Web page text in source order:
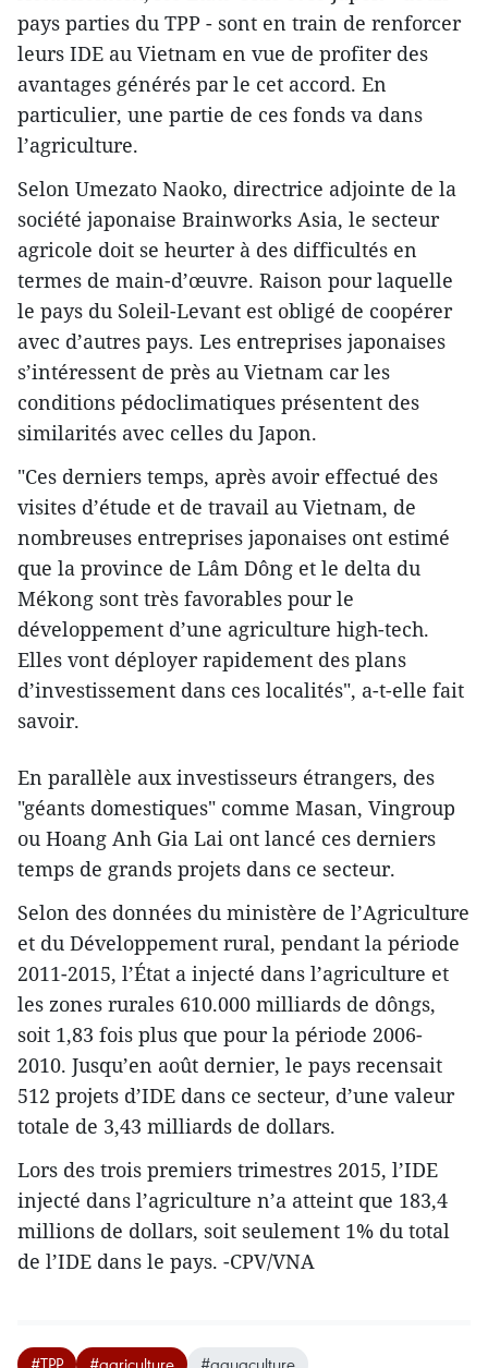
pays parties du TPP - sont en train de renforcer
leurs IDE au Vietnam en vue de profiter des
avantages générés par le cet accord. En
particulier, une partie de ces fonds va dans
l’agriculture.
Selon Umezato Naoko, directrice adjointe de la
société japonaise Brainworks Asia, le secteur
agricole doit se heurter à des difficultés en
termes de main-d’œuvre. Raison pour laquelle
le pays du Soleil-Levant est obligé de coopérer
avec d’autres pays. Les entreprises japonaises
s’intéressent de près au Vietnam car les
conditions pédoclimatiques présentent des
similarités avec celles du Japon.
"Ces derniers temps, après avoir effectué des
visites d’étude et de travail au Vietnam, de
nombreuses entreprises japonaises ont estimé
que la province de Lâm Dông et le delta du
Mékong sont très favorables pour le
développement d’une agriculture high-tech.
Elles vont déployer rapidement des plans
d’investissement dans ces localités", a-t-elle fait
savoir.
En parallèle aux investisseurs étrangers, des
"géants domestiques" comme Masan, Vingroup
ou Hoang Anh Gia Lai ont lancé ces derniers
temps de grands projets dans ce secteur.
Selon des données du ministère de l’Agriculture
et du Développement rural, pendant la période
2011-2015, l’État a injecté dans l’agriculture et
les zones rurales 610.000 milliards de dôngs,
soit 1,83 fois plus que pour la période 2006-
2010. Jusqu’en août dernier, le pays recensait
512 projets d’IDE dans ce secteur, d’une valeur
totale de 3,43 milliards de dollars.
Lors des trois premiers trimestres 2015, l’IDE
injecté dans l’agriculture n’a atteint que 183,4
millions de dollars, soit seulement 1% du total
de l’IDE dans le pays. -CPV/VNA
#TPP #agriculture #aquaculture